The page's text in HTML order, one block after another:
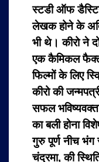
स्टडी ऑफ
लेखक होने के
भी थे। कीरो ने
एक कैमिकल
फिल्मों के लिए
कीरो की
सफल
का बली होना
गुरु पूर्ण नीच भंग
चंद्रमा, की